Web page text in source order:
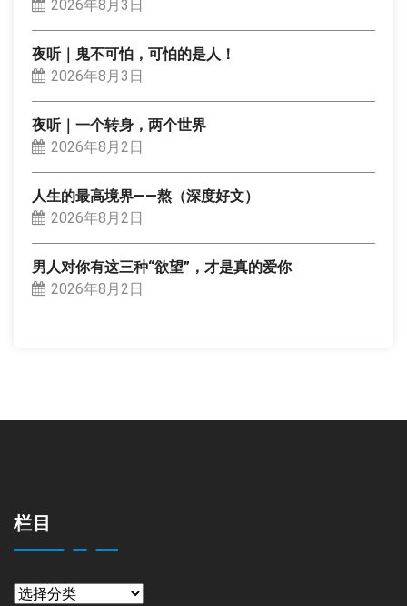
2026年8月3日
夜听｜鬼不可怕，可怕的是人！
2026年8月3日
夜听｜一个转身，两个世界
2026年8月2日
人生的最高境界——熬（深度好文）
2026年8月2日
男人对你有这三种“欲望”，才是真的爱你
2026年8月2日
栏目
栏